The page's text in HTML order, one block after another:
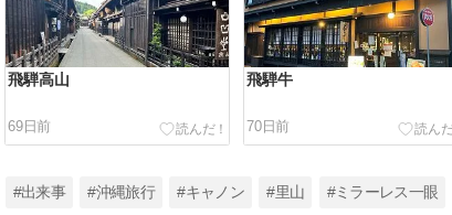
飛騨高山
69日前
飛騨牛
70日前
#出来事 #沖縄旅行 #キャノン #里山 #ミラーレス一眼